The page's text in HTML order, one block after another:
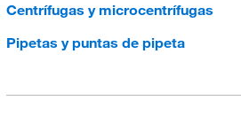
Centrífugas y microcentrífugas
Pipetas y puntas de pipeta